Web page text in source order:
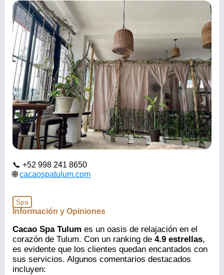
+52 998 241 8650
cacaospatulum.com
Spa
Información y Opiniones
Cacao Spa Tulum es un oasis de relajación en el
corazón de Tulum. Con un ranking de 4.9 estrellas,
es evidente que los clientes quedan encantados con
sus servicios. Algunos comentarios destacados
incluyen: